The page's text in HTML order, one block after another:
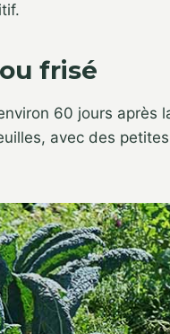
frisé
60 jours après
avec des